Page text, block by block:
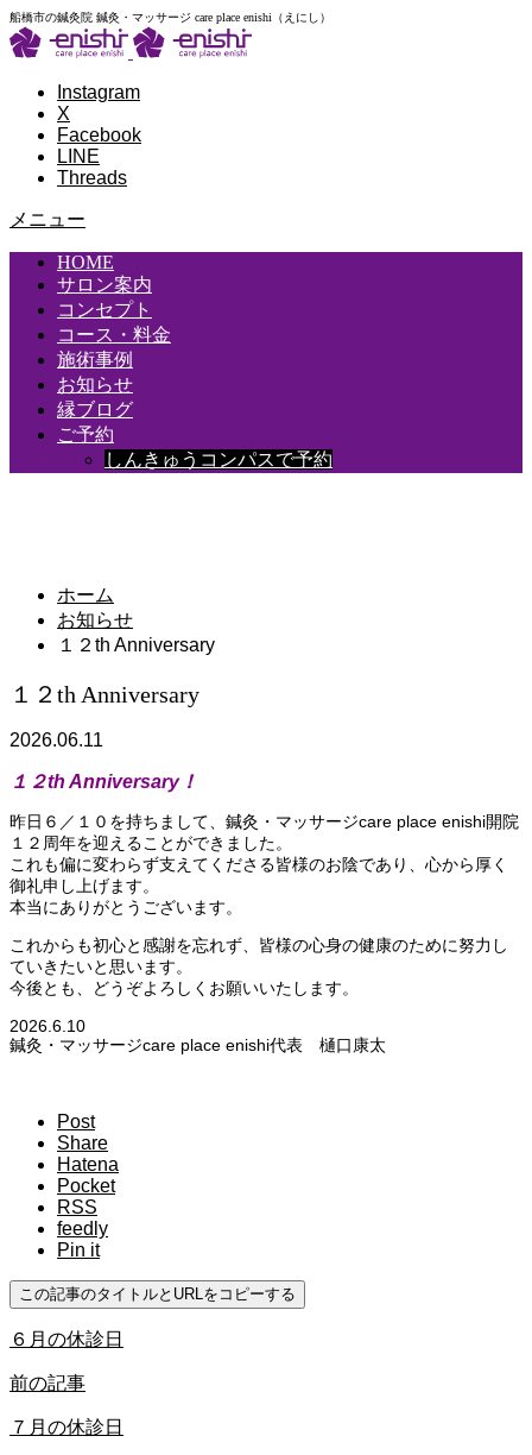
船橋市の鍼灸院 鍼灸・マッサージ care place enishi（えにし）
Instagram
X
Facebook
LINE
Threads
メニュー
HOME
サロン案内
コンセプト
コース・料金
施術事例
お知らせ
縁ブログ
ご予約
しんきゅうコンパスで予約
ホーム
お知らせ
１２th Anniversary
１２th Anniversary
2026.06.11
１２th Anniversary！
昨日６／１０を持ちまして、鍼灸・マッサージcare place enishi開院
１２周年を迎えることができました。
これも偏に変わらず支えてくださる皆様のお陰であり、心から厚く
御礼申し上げます。
本当にありがとうございます。
これからも初心と感謝を忘れず、皆様の心身の健康のために努力し
ていきたいと思います。
今後とも、どうぞよろしくお願いいたします。
2026.6.10
鍼灸・マッサージcare place enishi代表 樋口康太
Post
Share
Hatena
Pocket
RSS
feedly
Pin it
この記事のタイトルとURLをコピーする
６月の休診日
前の記事
７月の休診日